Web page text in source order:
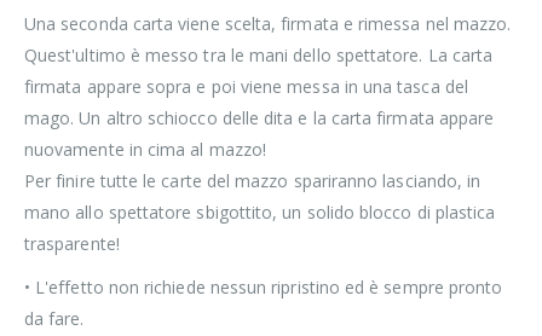
Una seconda carta viene scelta, firmata e rimessa nel mazzo.
Quest'ultimo è messo tra le mani dello spettatore. La carta
firmata appare sopra e poi viene messa in una tasca del
mago. Un altro schiocco delle dita e la carta firmata appare
nuovamente in cima al mazzo!
Per finire tutte le carte del mazzo spariranno lasciando, in
mano allo spettatore sbigottito, un solido blocco di plastica
trasparente!
• L'effetto non richiede nessun ripristino ed è sempre pronto
da fare.